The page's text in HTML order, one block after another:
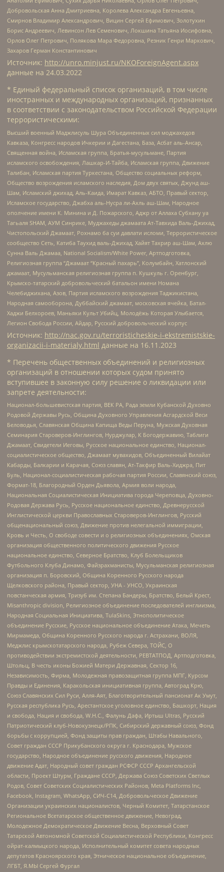
Добровольская Анна Дмитриевна, Королева Александра Евгеньевна,
Смирнов Владимир Александрович, Вицин Сергей Ефимович, Золотухин
Борис Андреевич, Левинсон Лев Семенович, Локшина Татьяна Иосифовна,
Орлов Олег Петрович, Полякова Мара Федоровна, Резник Генри Маркович,
Захаров Герман Константинович
Источник: http://unro.minjust.ru/NKOForeignAgent.aspx
данные на 24.03.2022
* Единый федеральный список организаций, в том числе
иностранных и международных организаций, признанных
в соответствии с законодательством Российской Федерации
террористическими:
Высший военный Маджлисуль Шура Объединенных сил моджахедов
Кавказа, Конгресс народов Ичкерии и Дагестана, База, Асбат аль-Ансар,
Священная война, Исламская группа, Братья-мусульмане, Партия
исламского освобождения, Лашкар-И-Тайба, Исламская группа, Движение
Талибан, Исламская партия Туркестана, Общество социальных реформ,
Общество возрождения исламского наследия, Дом двух святых, Джунд аш-
Шам, Исламский джихад, Аль-Каида, Имарат Кавказ, АБТО, Правый сектор,
Исламское государство, Джабха аль-Нусра ли-Ахль аш-Шам, Народное
ополчение имени К. Минина и Д. Пожарского, Аджр от Аллаха Субхану уа
Тагьаля SHAM, АУМ Синрике, Муджахеды джамаата Ат-Тавхида Валь-Джихад,
Чистопольский Джамаат, Рохнамо ба суи давлати исломи, Террористическое
сообщество Сеть, Катиба Таухид валь-Джихад, Хайят Тахрир аш-Шам, Ахлю
Сунна Валь Джамаа, National Socialism/White Power, Артподготовка,
Религиозная группа “Джамаат “Красный пахарь”, Колумбайн, Хатлонский
джамаат, Мусульманская религиозная группа п. Кушкуль г. Оренбург,
Крымско-татарский добровольческий батальон имени Номана
Челебиджихана, Азов, Партия исламского возрождения Таджикистана,
Народная самооборона, Дуббайский джамаат, московская ячейка, Батал-
Хаджи Белхороев, Маньяки Культ Убийц, Молодёжь Которая Улыбается,
Легион Свобода России, Айдар, Русский добровольческий корпус
Источник: http://nac.gov.ru/terroristicheskie-i-ekstremistskie-
organizacii-i-materialy.html данные на 16.11.2023
* Перечень общественных объединений и религиозных
организаций в отношении которых судом принято
вступившее в законную силу решение о ликвидации или
запрете деятельности:
Национал-большевистская партия, ВЕК РА, Рада земли Кубанской Духовно
Родовой Державы Русь, Община Духовного Управления Асгардской Веси
Беловодья, Славянская Община Капища Веды Перуна, Мужская Духовная
Семинария Староверов-Инглингов, Нурджулар, К Богодержавию, Таблиги
Джамаат, Свидетели Иеговы, Русское национальное единство, Национал-
социалистическое общество, Джамаат мувахидов, Объединенный Вилайат
Кабарды, Балкарии и Карачая, Союз славян, Ат-Такфир Валь-Хиджра, Пит
Буль, Национал-социалистическая рабочая партия России, Славянский союз,
Формат-18, Благородный Орден Дьявола, Армия воли народа,
Национальная Социалистическая Инициатива города Череповца, Духовно-
Родовая Держава Русь, Русское национальное единство, Древнерусской
Инглистической церкви Православных Староверов-Инглингов, Русский
общенациональный союз, Движение против нелегальной иммиграции,
Кровь и Честь, О свободе совести и о религиозных объединениях, Омская
организация общественного политического движения Русское
национальное единство, Северное Братство, Клуб Болельщиков
Футбольного Клуба Динамо, Файзрахманисты, Мусульманская религиозная
организация п. Боровский, Община Коренного Русского народа
Щелковского района, Правый сектор, УНА - УНСО, Украинская
повстанческая армия, Тризуб им. Степана Бандеры, Братство, Белый Крест,
Misanthropic division, Религиозное объединение последователей инглиизма,
Народная Социальная Инициатива, TulaSkins, Этнополитическое
объединение Русские, Русское национальное объединение Атака, Мечеть
Мирмамеда, Община Коренного Русского народа г. Астрахани, ВОЛЯ,
Меджлис крымскотатарского народа, Рубеж Севера, ТОЙС, О
противодействии экстремистской деятельности, РЕВТАТПОД, Артподготовка,
Штольц, В честь иконы Божией Матери Державная, Сектор 16,
Независимость, Фирма, Молодежная правозащитная группа МПГ, Курсом
Правды и Единения, Каракольская инициативная группа, Автоград Крю,
Союз Славянских Сил Руси, Алля-Аят, Благотворительный пансионат Ак Умут,
Русская республика Русь, Арестантское уголовное единство, Башкорт, Нация
и свобода, Нация и свобода, W.H.С., Фалунь Дафа, Иртыш Ultras, Русский
Патриотический клуб-Новокузнецк/РПК, Сибирский державный союз, Фонд
борьбы с коррупцией, Фонд защиты прав граждан, Штабы Навального,
Совет граждан СССР Прикубанского округа г. Краснодара, Мужское
государство, Народное объединение русского движения, Народное
движение Адат, Народный совет граждан РСФСР СССР Архангельской
области, Проект Штурм, Граждане СССР, Держава Союз Советских Светлых
Родов, Совет Советских Социалистических Районов, Meta Platforms Inc,
Facebook, Instagram, WhatsApp, СИЧ-С14, Добровольческое Движение
Организации украинских националистов, Черный Комитет, Татарстанское
Региональное Всетатарское общественное движение, Невоград,
Молодежное Демократическое Движение Весна, Верховный Совет
Татарской Автономной Советской Социалистической Республики, Конгресс
ойрат-калмыцкого народа, Исполнительный комитет совета народных
депутатов Красноярского края, Этническое национальное объединение,
ЛГБТ, Я.МЫ Сергей Фургал